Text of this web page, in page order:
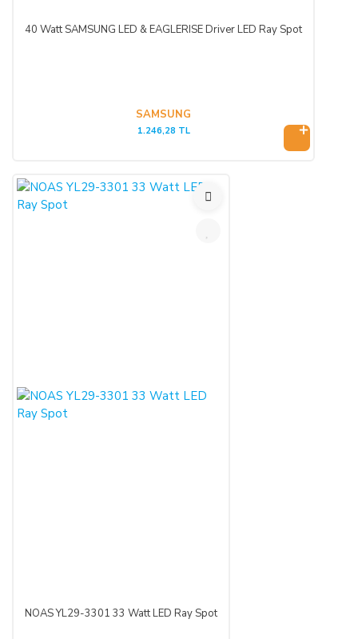
40 Watt SAMSUNG LED & EAGLERISE Driver LED Ray Spot
SAMSUNG
1.246,28 TL
NOAS YL29-3301 33 Watt LED Ray Spot